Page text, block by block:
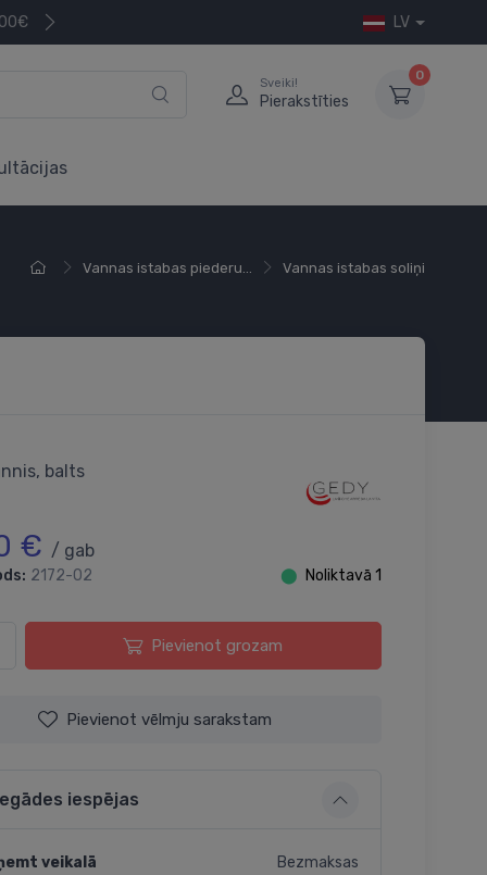
LV
Sveiki!
Pierakstīties
0
Vannas istabas piederu... Vannas istabas soliņi
balts
€ / gab
2172-02 ⬤ Noliktavā 1
Pievienot grozam
Pievienot vēlmju sarakstam
iespējas
veikalā
Bezmaksas